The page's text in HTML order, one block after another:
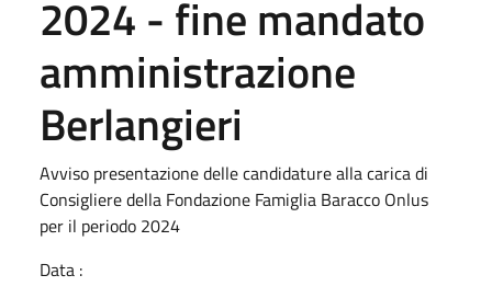
2024 - fine mandato
amministrazione
Berlangieri
Avviso presentazione delle candidature alla carica di
Consigliere della Fondazione Famiglia Baracco Onlus
per il periodo 2024
Data :